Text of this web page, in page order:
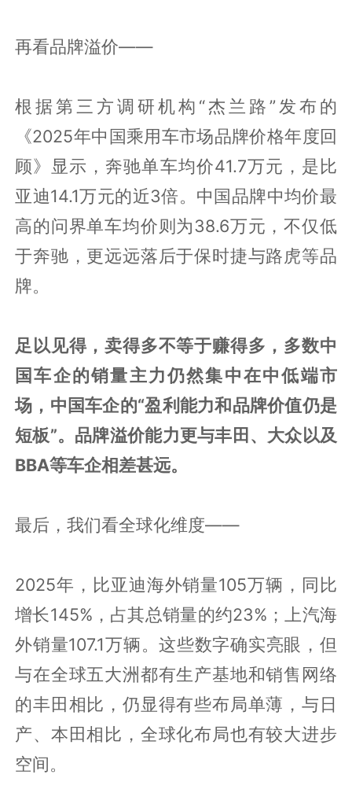
再看品牌溢价——
根据第三方调研机构“杰兰路”发布的
《2025年中国乘用车市场品牌价格年度回
顾》显示，奔驰单车均价41.7万元，是比
亚迪14.1万元的近3倍。中国品牌中均价最
高的问界单车均价则为38.6万元，不仅低
于奔驰，更远远落后于保时捷与路虎等品
牌。
足以见得，卖得多不等于赚得多，多数中
国车企的销量主力仍然集中在中低端市
场，中国车企的“盈利能力和品牌价值仍是
短板”。品牌溢价能力更与丰田、大众以及
BBA等车企相差甚远。
最后，我们看全球化维度——
2025年，比亚迪海外销量105万辆，同比
增长145%，占其总销量的约23%；上汽海
外销量107.1万辆。这些数字确实亮眼，但
与在全球五大洲都有生产基地和销售网络
的丰田相比，仍显得有些布局单薄，与日
产、本田相比，全球化布局也有较大进步
空间。